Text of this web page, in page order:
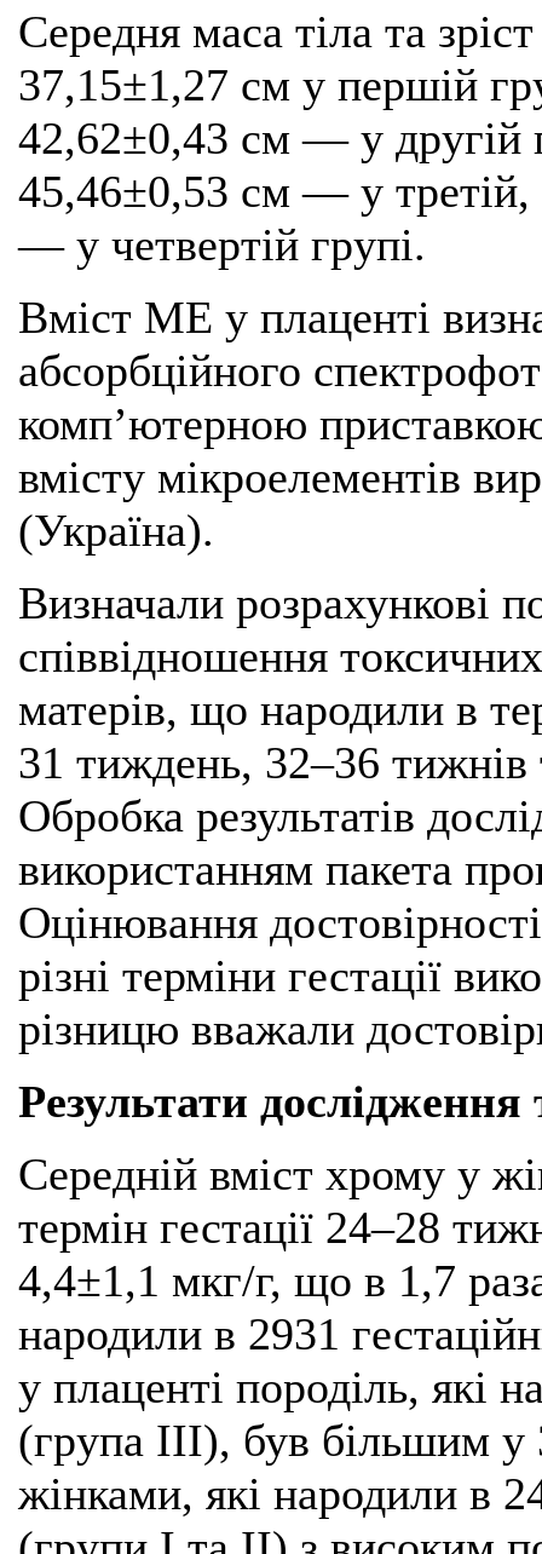
Середня маса тіла та
37,15±1,27 см у першій
42,62±0,43 см — у другій
45,46±0,53 см — у
— у четвертій групі.
Вміст МЕ у плаценті
абсорбційного
комп’ютерною
вмісту мікроелементів
(Україна).
Визначали розрахункові
співвідношення
матерів, що народили в
31 тиждень, 32–36 тижнів
Обробка результатів
використанням пакета
Оцінювання
різні терміни гестації
різницю вважали
Результати дослідження
Середній вміст хрому у
термін гестації 24–28
4,4±1,1 мкг/г, що в 1,7
народили в 2931
у плаценті породіль, які
(група III), був більшим у
жінками, які народили в